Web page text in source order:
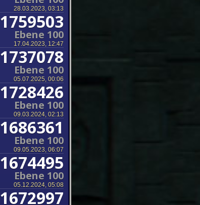
28.03.2023, 03:13
1759503
Ebene 100
17.04.2023, 12:47
1737078
Ebene 100
05.07.2025, 00:06
1728426
Ebene 100
09.03.2024, 02:13
1686361
Ebene 100
09.05.2023, 06:07
1674495
Ebene 100
05.12.2024, 05:08
1672997